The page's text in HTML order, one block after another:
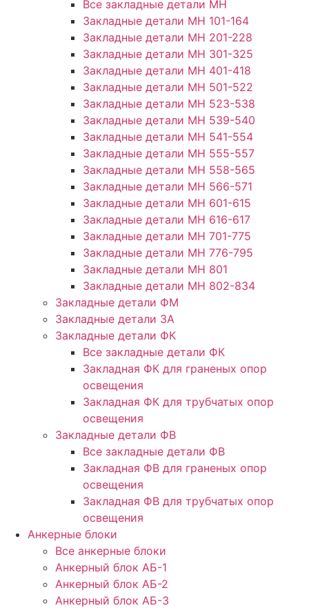
Все закладные детали МН
Закладные детали МН 101-164
Закладные детали МН 201-228
Закладные детали МН 301-325
Закладные детали МН 401-418
Закладные детали МН 501-522
Закладные детали МН 523-538
Закладные детали МН 539-540
Закладные детали МН 541-554
Закладные детали МН 555-557
Закладные детали МН 558-565
Закладные детали МН 566-571
Закладные детали МН 601-615
Закладные детали МН 616-617
Закладные детали МН 701-775
Закладные детали МН 776-795
Закладные детали МН 801
Закладные детали МН 802-834
Закладные детали ФМ
Закладные детали ЗА
Закладные детали ФК
Все закладные детали ФК
Закладная ФК для граненых опор
освещения
Закладная ФК для трубчатых опор
освещения
Закладные детали ФВ
Все закладные детали ФВ
Закладная ФВ для граненых опор
освещения
Закладная ФВ для трубчатых опор
освещения
Анкерные блоки
Все анкерные блоки
Анкерный блок АБ-1
Анкерный блок АБ-2
Анкерный блок АБ-3